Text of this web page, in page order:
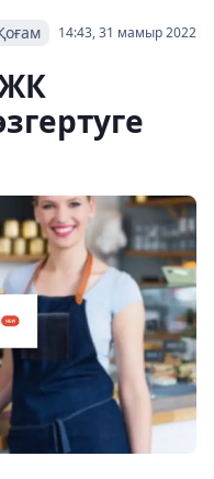
14:43, 31 мамыр 2022
ЖК